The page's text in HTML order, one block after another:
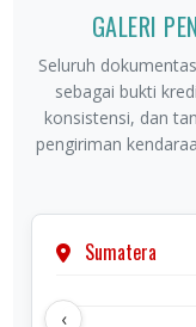
GALERI
Seluruh
sebagai bukti
konsistensi, dan
pengiriman
Sumatera
‹